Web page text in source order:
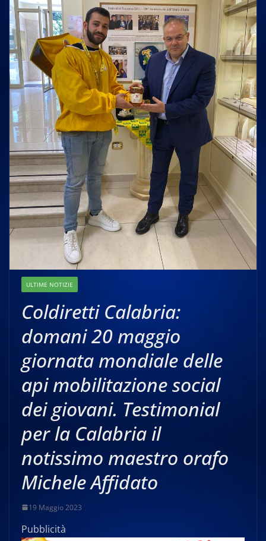
ULTIME NOTIZIE
Coldiretti Calabria:
domani 20 maggio
giornata mondiale delle
api mobilitazione social
dei giovani. Testimonial
per la Calabria il
notissimo maestro orafo
Michele Affidato
19 Maggio 2023
Pubblicità